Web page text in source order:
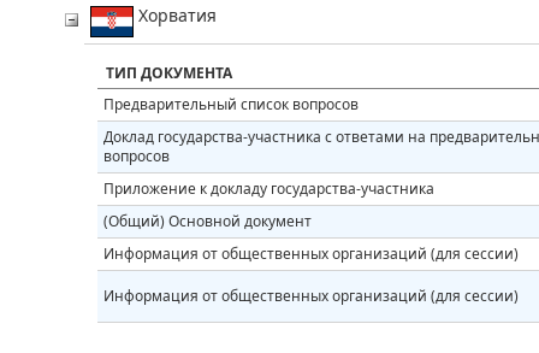
Хорватия
ТИП ДОКУМЕНТА
Предварительный список вопросов
Доклад государства-участника с ответами на
вопросов
Приложение к докладу государства-участника
(Общий) Основной документ
Информация от общественных организаций (для сессии)
Информация от общественных организаций (для сессии)